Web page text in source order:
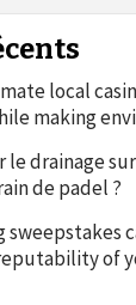
local
making
drainage
de padel ?
sweepstakes
of